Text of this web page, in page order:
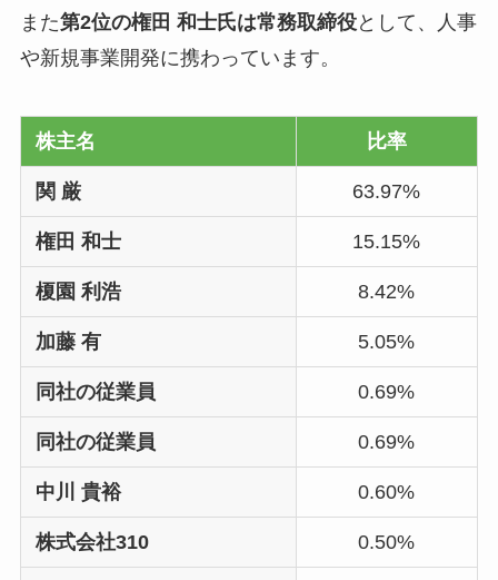
また第2位の権田 和士氏は常務取締役として、人事
や新規事業開発に携わっています。
株主名 比率
関 厳 63.97%
権田 和士 15.15%
榎園 利浩 8.42%
加藤 有 5.05%
同社の従業員 0.69%
同社の従業員 0.69%
中川 貴裕 0.60%
株式会社310 0.50%